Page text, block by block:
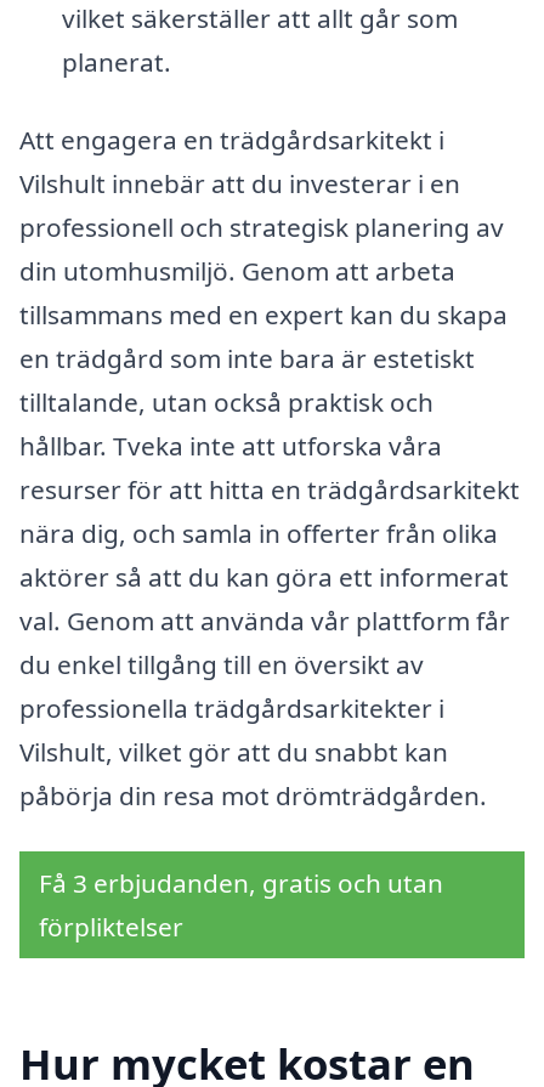
vilket säkerställer att allt går som
planerat.
Att engagera en trädgårdsarkitekt i
Vilshult innebär att du investerar i en
professionell och strategisk planering av
din utomhusmiljö. Genom att arbeta
tillsammans med en expert kan du skapa
en trädgård som inte bara är estetiskt
tilltalande, utan också praktisk och
hållbar. Tveka inte att utforska våra
resurser för att hitta en trädgårdsarkitekt
nära dig, och samla in offerter från olika
aktörer så att du kan göra ett informerat
val. Genom att använda vår plattform får
du enkel tillgång till en översikt av
professionella trädgårdsarkitekter i
Vilshult, vilket gör att du snabbt kan
påbörja din resa mot drömträdgården.
Få 3 erbjudanden, gratis och utan
förpliktelser
Hur mycket kostar en